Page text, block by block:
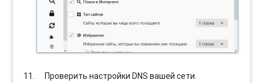
Проверить настройки DNS вашей сети.